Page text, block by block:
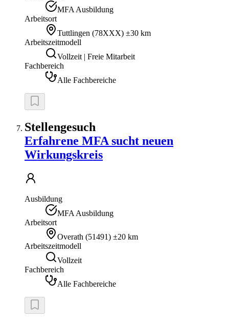
MFA Ausbildung
Arbeitsort
Tuttlingen (78XXX) ±30 km
Arbeitszeitmodell
Vollzeit | Freie Mitarbeit
Fachbereich
Alle Fachbereiche
Stellengesuch
Erfahrene MFA sucht neuen
Wirkungskreis
Ausbildung
MFA Ausbildung
Arbeitsort
Overath (51491) ±20 km
Arbeitszeitmodell
Vollzeit
Fachbereich
Alle Fachbereiche